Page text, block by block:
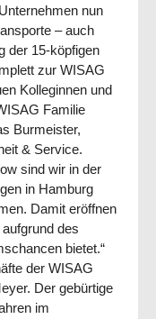
nun
– auch
der 15-köpfigen
zur WISAG
Kolleginnen und
Familie
Burmeister,
& Service.
sind wir in der
in Hamburg
Damit eröffnen
des
bietet.“
der WISAG
Der gebürtige
im